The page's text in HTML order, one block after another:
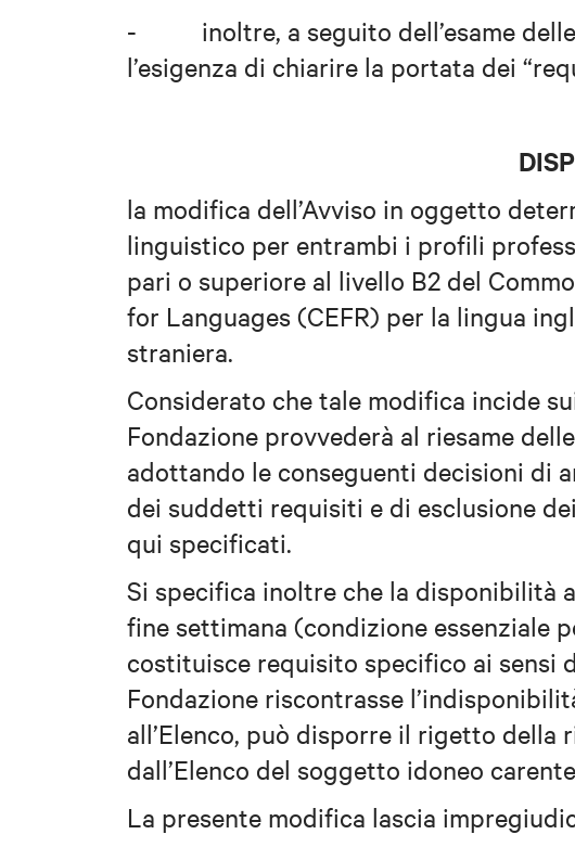
-
inoltre, a seguito dell’esame
l’esigenza di chiarire la portata dei
la modifica dell’Avviso in oggetto
linguistico per entrambi i profili
pari o superiore al livello B2 del
for Languages (CEFR) per la lingua
straniera.
Considerato che tale modifica incide
Fondazione provvederà al riesame
adottando le conseguenti decisioni di
dei suddetti requisiti e di esclusione
qui specificati.
Si specifica inoltre che la disponibilità
fine settimana (condizione essenziale
costituisce requisito specifico ai sensi
Fondazione riscontrasse
all’Elenco, può disporre il rigetto della
dall’Elenco del soggetto idoneo
La presente modifica lascia